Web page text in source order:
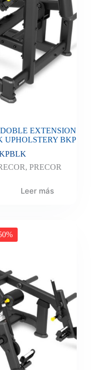
EXTENSION
UPHOLSTERY BKP
,PRECOR
Leer más